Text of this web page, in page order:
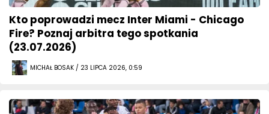
Kto poprowadzi mecz Inter Miami - Chicago
Fire? Poznaj arbitra tego spotkania
(23.07.2026)
MICHAŁ BOSAK / 23 LIPCA 2026, 0:59